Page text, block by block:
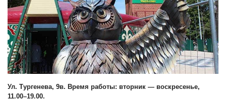
Ул. Тургенева, 9в. Время работы: вторник — воскресенье,
11.00–19.00.